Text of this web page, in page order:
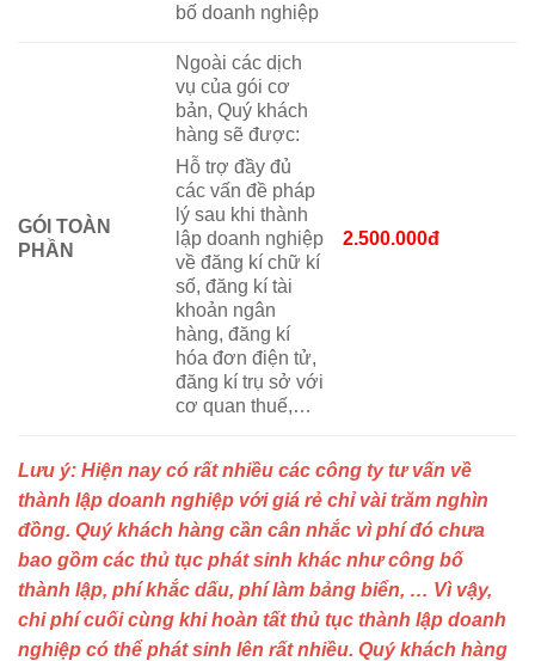
bố doanh nghiệp
GÓI TOÀN
PHẦN
Ngoài các dịch
vụ của gói cơ
bản, Quý khách
hàng sẽ được:
Hỗ trợ đầy đủ
các vấn đề pháp
lý sau khi thành
lập doanh nghiệp
về đăng kí chữ kí
số, đăng kí tài
khoản ngân
hàng, đăng kí
hóa đơn điện tử,
đăng kí trụ sở với
cơ quan thuế,…
2.500.000đ
Lưu ý: Hiện nay có rất nhiều các công ty tư vấn về
thành lập doanh nghiệp với giá rẻ chỉ vài trăm nghìn
đồng. Quý khách hàng cần cân nhắc vì phí đó chưa
bao gồm các thủ tục phát sinh khác như công bố
thành lập, phí khắc dấu, phí làm bảng biển, … Vì vậy,
chi phí cuối cùng khi hoàn tất thủ tục thành lập doanh
nghiệp có thể phát sinh lên rất nhiều. Quý khách hàng